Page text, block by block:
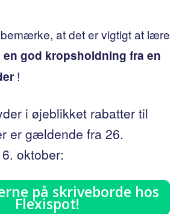
at det er vigtigt at lære
en god kropsholdning fra en
!
i øjeblikket rabatter til
er gældende fra 26.
oktober:
på skriveborde hos
Flexispot!